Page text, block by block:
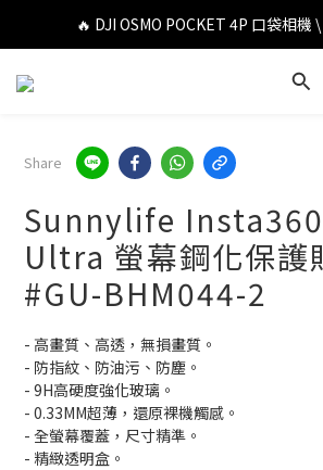
🔥 DJI OSMO POCKET 4P 口袋相機
🔥 DJI OSMO POCKET 4P 口袋相機
🔥 Insta360 Luna Ultra 雲台相機 \
🔥 DJI OSMO POCKET 4P 口袋相機 \
Share
Sunnylife
Ultra 螢幕鋼化保護
#GU-BHM044-2
- 高畫質、高透，無損畫質。
- 防指紋、防油污、防塵。
- 9H高硬度強化玻璃。
- 0.33MM超薄，還原裸機觸感。
- 全螢幕覆蓋，尺寸精準。
- 精緻透明盒。